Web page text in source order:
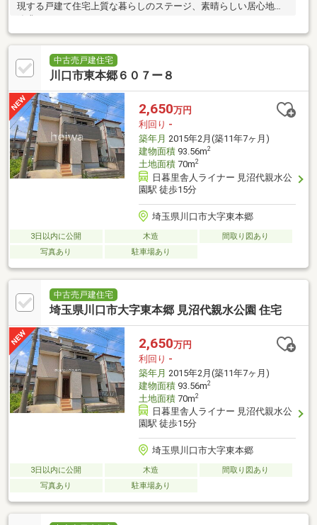
現する戸建て住宅上質な暮らしのステージ、素晴らしい居心地を
中古売戸建住宅
川口市東本郷６０７ー８
2,650万円
利回り -
築年月 2015年2月(築11年7ヶ月)
建物面積93.56m2
土地面積70m2
日暮里舎人ライナー 見沼代親水公
園駅 徒歩15分
埼玉県川口市大字東本郷
3日以内に公開 木造
間取り図あり
写真あり
駐車場あり
中古売戸建住宅
埼玉県川口市大字東本郷 見沼代親水公園 住宅
2,650万円
利回り -
築年月 2015年2月(築11年7ヶ月)
建物面積93.56m2
土地面積70m2
日暮里舎人ライナー 見沼代親水公
園駅 徒歩15分
埼玉県川口市大字東本郷
3日以内に公開 木造
間取り図あり
写真あり
駐車場あり